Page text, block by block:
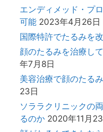
エンディメッド・プ
可能 2023年4月26日
国際特許でたるみを
顔のたるみを治療し
年7月8日
美容治療で顔のたる
23日
ソララクリニックの
るのか 2020年11月23